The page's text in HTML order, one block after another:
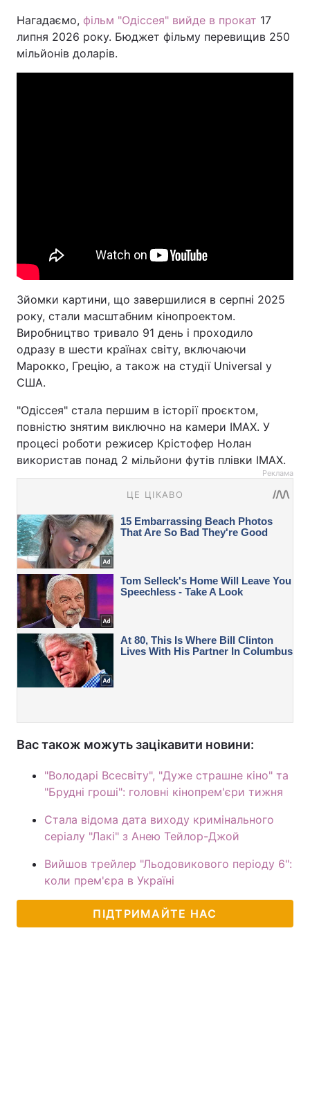
Нагадаємо, фільм "Одіссея" вийде в прокат 17
липня 2026 року. Бюджет фільму перевищив 250
мільйонів доларів.
Зйомки картини, що завершилися в серпні 2025
року, стали масштабним кінопроектом.
Виробництво тривало 91 день і проходило
одразу в шести країнах світу, включаючи
Марокко, Грецію, а також на студії Universal у
США.
"Одіссея" стала першим в історії проєктом,
повністю знятим виключно на камери IMAX. У
процесі роботи режисер Крістофер Нолан
використав понад 2 мільйони футів плівки IMAX.
Реклама
Вас також можуть зацікавити новини:
"Володарі Всесвіту", "Дуже страшне кіно" та
"Брудні гроші": головні кінопрем'єри тижня
Стала відома дата виходу кримінального
серіалу "Лакі" з Анею Тейлор-Джой
Вийшов трейлер "Льодовикового періоду 6":
коли прем'єра в Україні
ПІДТРИМАЙТЕ НАС